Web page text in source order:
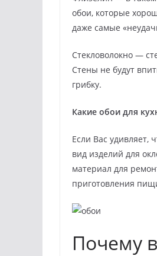
обои, которые
даже самые
Стекловолокно —
Стены не будут
грибку.
Какие обои для
Если Вас удивляет,
вид изделий для
материал для
приготовления
Почему